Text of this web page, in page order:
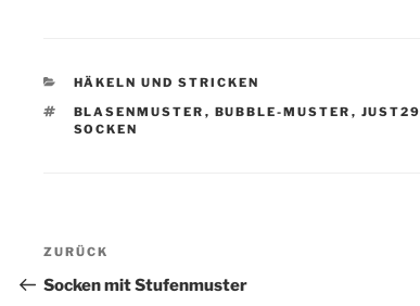
KATEGORIEN
HÄKELN UND STRICKEN
SCHLAGWÖRTER
BLASENMUSTER , BUBBLE-MUSTER , JUST29
SOCKEN
Beitragsnavigation
Vorheriger
Beitrag
ZURÜCK
Socken mit Stufenmuster